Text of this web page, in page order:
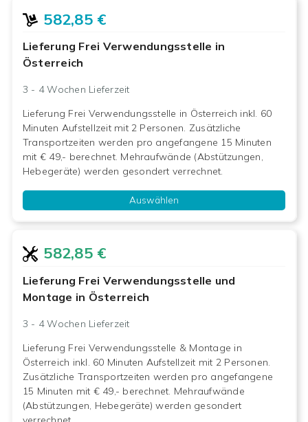
582,85 €
Lieferung Frei Verwendungsstelle in
Österreich
3 - 4 Wochen Lieferzeit
Lieferung Frei Verwendungsstelle in Österreich inkl. 60
Minuten Aufstellzeit mit 2 Personen. Zusätzliche
Transportzeiten werden pro angefangene 15 Minuten
mit € 49,- berechnet. Mehraufwände (Abstützungen,
Hebegeräte) werden gesondert verrechnet.
Auswählen
582,85 €
Lieferung Frei Verwendungsstelle und
Montage in Österreich
3 - 4 Wochen Lieferzeit
Lieferung Frei Verwendungsstelle & Montage in
Österreich inkl. 60 Minuten Aufstellzeit mit 2 Personen.
Zusätzliche Transportzeiten werden pro angefangene
15 Minuten mit € 49,- berechnet. Mehraufwände
(Abstützungen, Hebegeräte) werden gesondert